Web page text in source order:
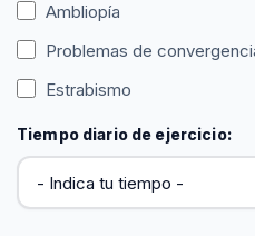
Ambliopía
Problemas de
Estrabismo
Tiempo diario de ejercicio: